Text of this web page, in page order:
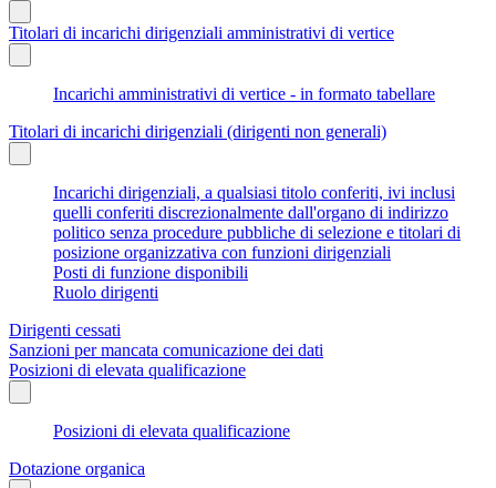
Titolari di incarichi dirigenziali amministrativi di vertice
Incarichi amministrativi di vertice - in formato tabellare
Titolari di incarichi dirigenziali (dirigenti non generali)
Incarichi dirigenziali, a qualsiasi titolo conferiti, ivi inclusi
quelli conferiti discrezionalmente dall'organo di indirizzo
politico senza procedure pubbliche di selezione e titolari di
posizione organizzativa con funzioni dirigenziali
Posti di funzione disponibili
Ruolo dirigenti
Dirigenti cessati
Sanzioni per mancata comunicazione dei dati
Posizioni di elevata qualificazione
Posizioni di elevata qualificazione
Dotazione organica